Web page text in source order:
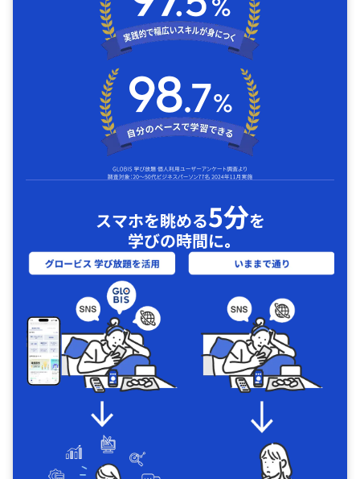
スマホを眺める5分を
学びの時間に｡